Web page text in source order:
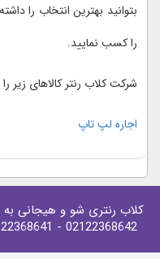
بتوانید بهترین انتخاب را
را کسب نمایید.
شرکت کلاب رنتر کالاهای زیر
اجاره لپ تاپ
کلاب رنتری شو و هیجانی به
02122368642
- 02122368641